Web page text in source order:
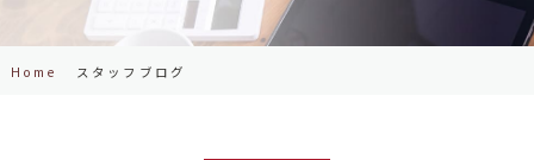
Home スタッフブログ